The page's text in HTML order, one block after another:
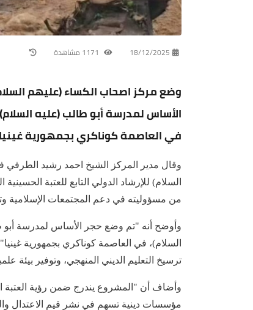
18/12/2025
وضع مركز اصحاب الكساء (عليهم
الأساس لمدرسة أبو طالب (عليه
في العاصمة كوناكري بجمهورية
وقال مدير المركز الشيخ احمد رشيد
السلام) للإرشاد الدولي التابع للعتبة
من مسؤوليته في دعم المجتمعات الإسلامية
وأوضح أنه "تم وضع حجر الأساس لمدرسة أبو
السلام)، في العاصمة كوناكري بجمهورية
ترسيخ التعليم الديني المنهجي، وتوفير بيئة
وأضاف أن "المشروع يندرج ضمن رؤية العتبة
مؤسسات دينية تسهم في نشر قيم الاعتدال